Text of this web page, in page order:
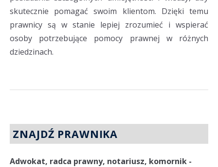
skutecznie pomagać swoim klientom. Dzięki temu
prawnicy są w stanie lepiej zrozumieć i wspierać
osoby potrzebujące pomocy prawnej w różnych
dziedzinach.
ZNAJDŹ PRAWNIKA
Adwokat, radca prawny, notariusz, komornik -